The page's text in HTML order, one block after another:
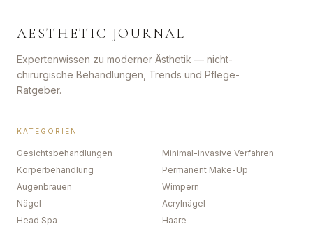
AESTHETIC JOURNAL
Expertenwissen zu moderner Ästhetik — nicht-
chirurgische Behandlungen, Trends und Pflege-
Ratgeber.
KATEGORIEN
Gesichtsbehandlungen
Minimal-invasive Verfahren
Körperbehandlung
Permanent Make-Up
Augenbrauen
Wimpern
Nägel
Acrylnägel
Head Spa
Haare